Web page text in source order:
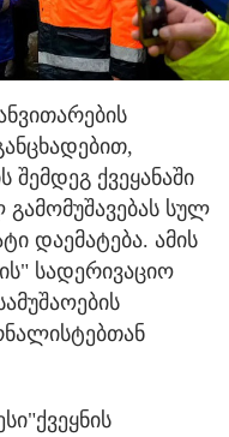
შემდეგ ქვეყანაში
სულ
დაემატება. ამის
სადერივაციო